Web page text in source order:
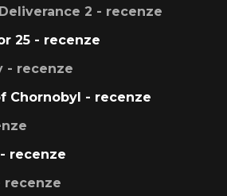
2 - recenze
25 - recenze
- recenze
Chornobyl - recenze
recenze
recenze